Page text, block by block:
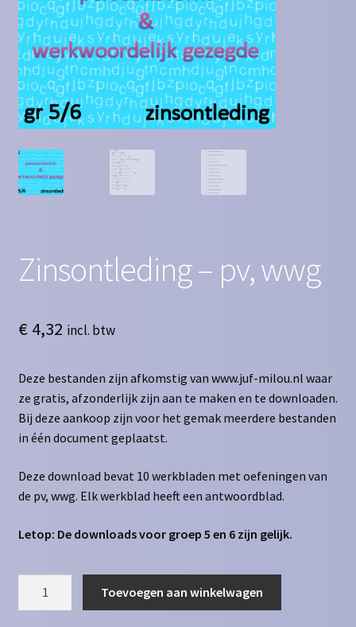
Contact
Homepagina
Mijn account
Privacy Policy
Winkelmand
Zinsontleding – pv, wwg
€4,32 incl. btw
Deze bestanden zijn afkomstig van www.juf-milou.nl waar
ze gratis, afzonderlijk zijn aan te maken en te downloaden.
Bij deze aankoop zijn voor het gemak meerdere bestanden
in één document geplaatst.
Deze download bevat 10 werkbladen met oefeningen van
de pv, wwg. Elk werkblad heeft een antwoordblad.
Letop: De downloads voor groep 5 en 6 zijn gelijk.
Toevoegen aan winkelwagen